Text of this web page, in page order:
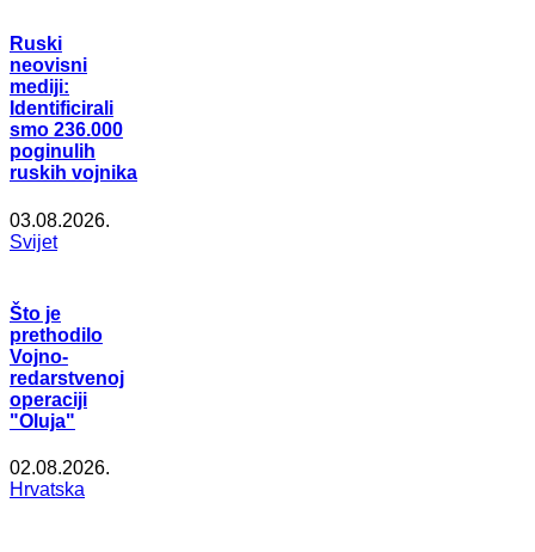
Ruski
neovisni
mediji:
Identificirali
smo 236.000
poginulih
ruskih vojnika
03.08.2026.
Svijet
Što je
prethodilo
Vojno-
redarstvenoj
operaciji
"Oluja"
02.08.2026.
Hrvatska